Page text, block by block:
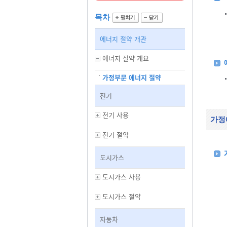
목차
에너지 절약 개관
에너지 절약 개요
가정부문 에너지 절약
전기
전기 사용
전기 절약
도시가스
도시가스 사용
도시가스 절약
자동차
가